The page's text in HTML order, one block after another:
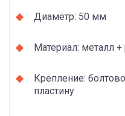
Диаметр: 50 мм
Материал: металл +
Крепление:
пластину